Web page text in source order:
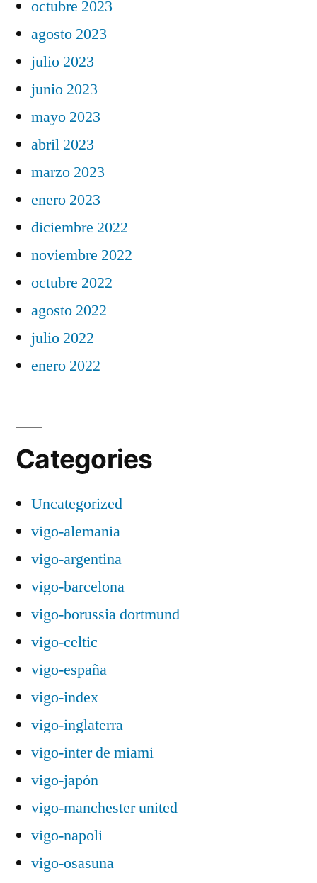
octubre 2023
agosto 2023
julio 2023
junio 2023
mayo 2023
abril 2023
marzo 2023
enero 2023
diciembre 2022
noviembre 2022
octubre 2022
agosto 2022
julio 2022
enero 2022
Categories
Uncategorized
vigo-alemania
vigo-argentina
vigo-barcelona
vigo-borussia dortmund
vigo-celtic
vigo-españa
vigo-index
vigo-inglaterra
vigo-inter de miami
vigo-japón
vigo-manchester united
vigo-napoli
vigo-osasuna